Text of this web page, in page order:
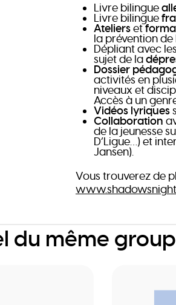
Livre bilingue
Livre bilingue
Atelierset
la prévention
Dépliant avec les
sujet de la
Dossier
activités en
niveaux et
Accès à un
Vidéos lyriques
Collaboration
de la jeunesse
D’Ligue…) et
Jansen).
Vous trouverez de
du même